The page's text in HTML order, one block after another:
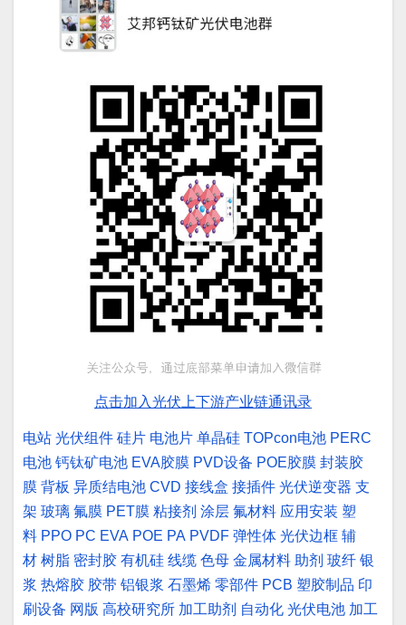
点击加入光伏上下游产业链通讯录
电站 光伏组件 硅片 电池片 单晶硅 TOPcon电池 PERC
电池 钙钛矿电池 EVA胶膜 PVD设备 POE胶膜 封装胶
膜 背板 异质结电池 CVD 接线盒 接插件 光伏逆变器 支
架 玻璃 氟膜 PET膜 粘接剂 涂层 氟材料 应用安装 塑
料 PPO PC EVA POE PA PVDF 弹性体 光伏边框 辅
材 树脂 密封胶 有机硅 线缆 色母 金属材料 助剂 玻纤 银
浆 热熔胶 胶带 铝银浆 石墨烯 零部件 PCB 塑胶制品 印
刷设备 网版 高校研究所 加工助剂 自动化 光伏电池 加工